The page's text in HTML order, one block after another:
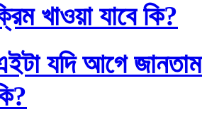
খাওয়া যাবে কি?
যদি আগে